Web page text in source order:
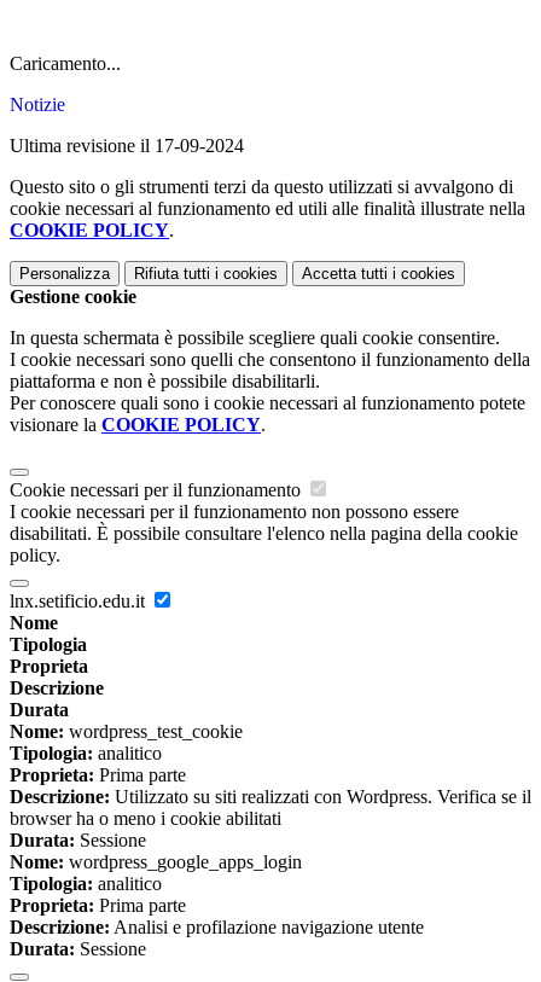
Caricamento...
Notizie
Ultima revisione il 17-09-2024
Questo sito o gli strumenti terzi da questo utilizzati si avvalgono di
cookie necessari al funzionamento ed utili alle finalità illustrate nella
COOKIE POLICY.
Personalizza Rifiuta tutti i cookies Accetta tutti i cookies
Gestione cookie
In questa schermata è possibile scegliere quali cookie consentire.
I cookie necessari sono quelli che consentono il funzionamento della
piattaforma e non è possibile disabilitarli.
Per conoscere quali sono i cookie necessari al funzionamento potete
visionare la COOKIE POLICY.
Cookie necessari per il funzionamento
I cookie necessari per il funzionamento non possono essere
disabilitati. È possibile consultare l'elenco nella pagina della cookie
policy.
lnx.setificio.edu.it
Nome
Tipologia
Proprieta
Descrizione
Durata
Nome: wordpress_test_cookie
Tipologia: analitico
Proprieta: Prima parte
Descrizione: Utilizzato su siti realizzati con Wordpress. Verifica se il
browser ha o meno i cookie abilitati
Durata: Sessione
Nome: wordpress_google_apps_login
Tipologia: analitico
Proprieta: Prima parte
Descrizione: Analisi e profilazione navigazione utente
Durata: Sessione